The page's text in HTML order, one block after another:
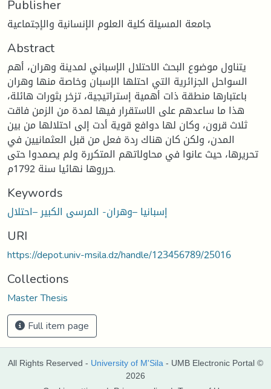
Publisher
جامعة المسيلة كلية العلوم الإنسانية والإجتماعية
Abstract
يتناول موضوع البحث الاحتلال الإسباني لمدينة وهران، أهم
السواحل الجزائرية التي احتلها الإسبان وخاصة منها وهران
باعتبارها منطقة ذات أهمية إستراتيجية، تزخر بثورات هائلة،
هذا ما ساعدهم على الاستقرار فيها لمدة من الزمن فاقت
ثلاث قرون، وكان لها دوافع قوية أدت إلى احتلالها من بين
المدن، ولكن كان هناك ردة فعل من قبل العثمانيين في
تحريرها، حيث عانوا في محاولاتهم المتكررة ولم يصمدوا حتى
حرروها نهائيا سنة 1792م.
Keywords
إسبانيا –وهران- المرسى الكبير –احتلال
URI
https://depot.univ-msila.dz/handle/123456789/25016
Collections
Master Thesis
Full item page
All Rights Reserved - University of M'Sila - UMB Electronic Portal ©
2026